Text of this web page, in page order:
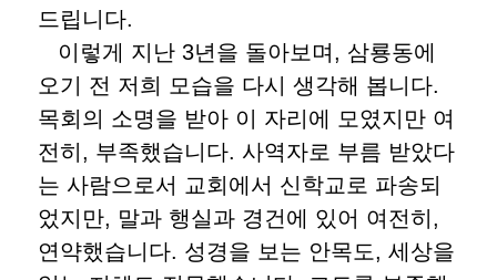
드립니다.
이렇게 지난 3년을 돌아보며, 삼룡동에
오기 전 저희 모습을 다시 생각해 봅니다.
목회의 소명을 받아 이 자리에 모였지만 여
전히, 부족했습니다. 사역자로 부름 받았다
는 사람으로서 교회에서 신학교로 파송되
었지만, 말과 행실과 경건에 있어 여전히,
연약했습니다. 성경을 보는 안목도, 세상을